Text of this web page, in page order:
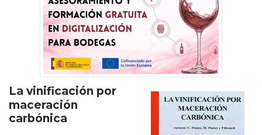
La vinificación por
maceración
carbónica